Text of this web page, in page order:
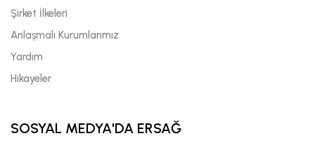
Şirket İlkeleri
Anlaşmalı Kurumlarımız
Yardım
Hikayeler
SOSYAL MEDYA'DA ERSAĞ